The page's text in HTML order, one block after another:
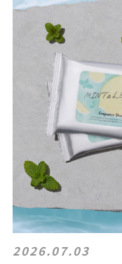
2026.07.03